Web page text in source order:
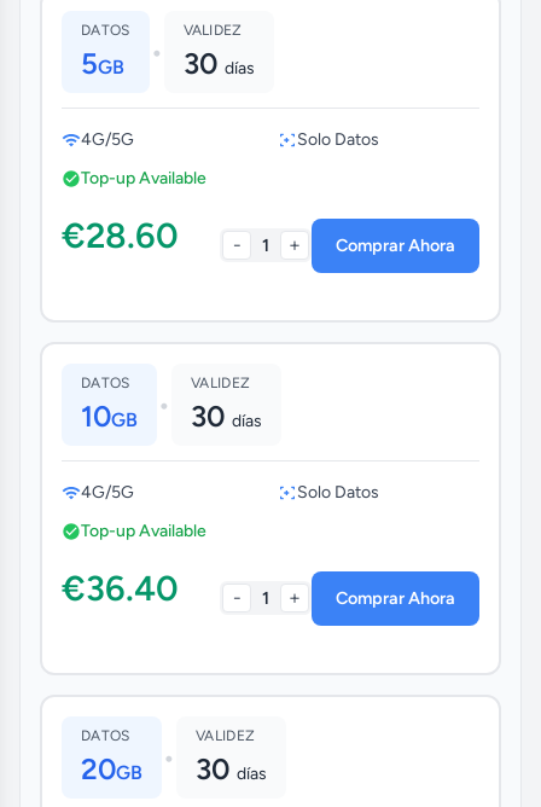
DATOS
5GB •
VALIDEZ
30 días
4G/5G
Solo Datos
Top-up Available
€28.60 - 1 + Comprar Ahora
DATOS
10GB •
VALIDEZ
30 días
4G/5G
Solo Datos
Top-up Available
€36.40 - 1 + Comprar Ahora
DATOS
20GB •
VALIDEZ
30 días